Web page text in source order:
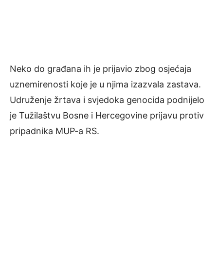
Neko do građana ih je prijavio zbog osjećaja
uznemirenosti koje je u njima izazvala zastava.
Udruženje žrtava i svjedoka genocida podnijelo
je Tužilaštvu Bosne i Hercegovine prijavu protiv
pripadnika MUP-a RS.